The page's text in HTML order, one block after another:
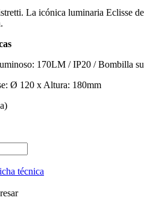
La icónica luminaria Eclisse
170LM / IP20 / Bombilla
Ø 120 x Altura: 180mm
técnica